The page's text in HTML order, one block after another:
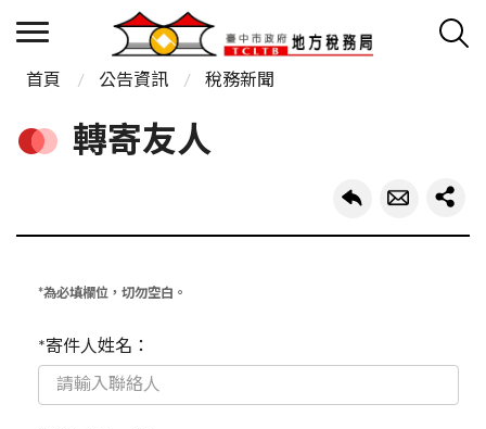
首頁 公告資訊 稅務新聞
轉寄友人
*為必填欄位，切勿空白。
*寄件人姓名：